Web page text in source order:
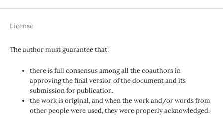
License
The author must guarantee that:
there is full consensus among all the coauthors in
approving the final version of the document and its
submission for publication.
the work is original, and when the work and/or words from
other people were used, they were properly acknowledged.